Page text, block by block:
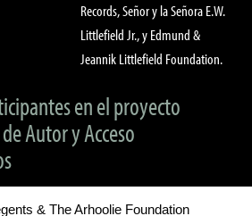
Records, Señor y la Señora E.W.
Littlefield Jr., y Edmund &
Jeannik Littlefield Foundation.
en el proyecto
Autor y Acceso
& The Arhoolie Foundation